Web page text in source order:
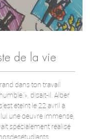
de la vie
dans ton travail
disait-il. Alber
éteint le 22 avril à
lui une oeuvre immense,
spécialement réalisé